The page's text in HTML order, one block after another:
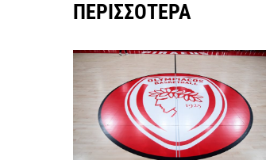
ΠΕΡΙΣΣΌΤΕΡΑ